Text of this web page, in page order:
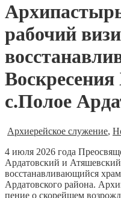
рабочий
с.Полое
Архиерейское служение,
4 июля 2026 года
Ардатовский и
восстанавливающийся
Ардатовского района.
пение о скорейшем